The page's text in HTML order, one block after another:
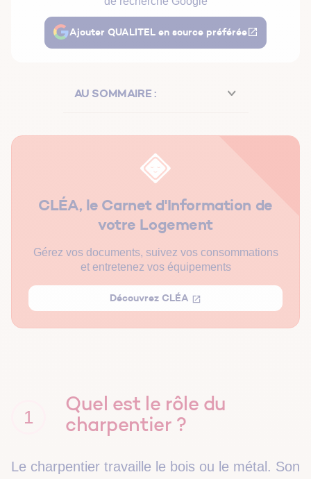
1
Quel est le rôle du
charpentier ?
Le charpentier travaille le bois ou le métal. Son
Ajouter QUALITEL en source préférée
AU SOMMAIRE :
CLÉA, le Carnet d'Information de
votre Logement
Gérez vos documents, suivez vos consommations
et entretenez vos équipements
Découvrez CLÉA